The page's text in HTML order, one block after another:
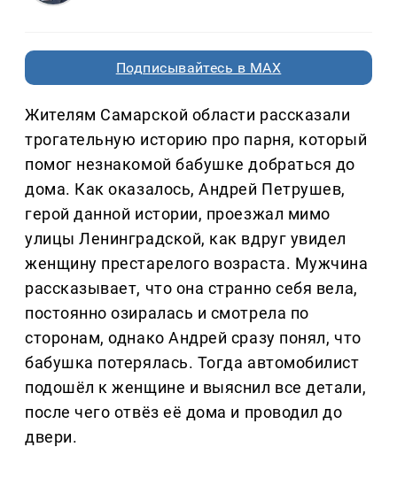
Подписывайтесь в MAX
Жителям Самарской области рассказали
трогательную историю про парня, который
помог незнакомой бабушке добраться до
дома. Как оказалось, Андрей Петрушев,
герой данной истории, проезжал мимо
улицы Ленинградской, как вдруг увидел
женщину престарелого возраста. Мужчина
рассказывает, что она странно себя вела,
постоянно озиралась и смотрела по
сторонам, однако Андрей сразу понял, что
бабушка потерялась. Тогда автомобилист
подошёл к женщине и выяснил все детали,
после чего отвёз её дома и проводил до
двери.